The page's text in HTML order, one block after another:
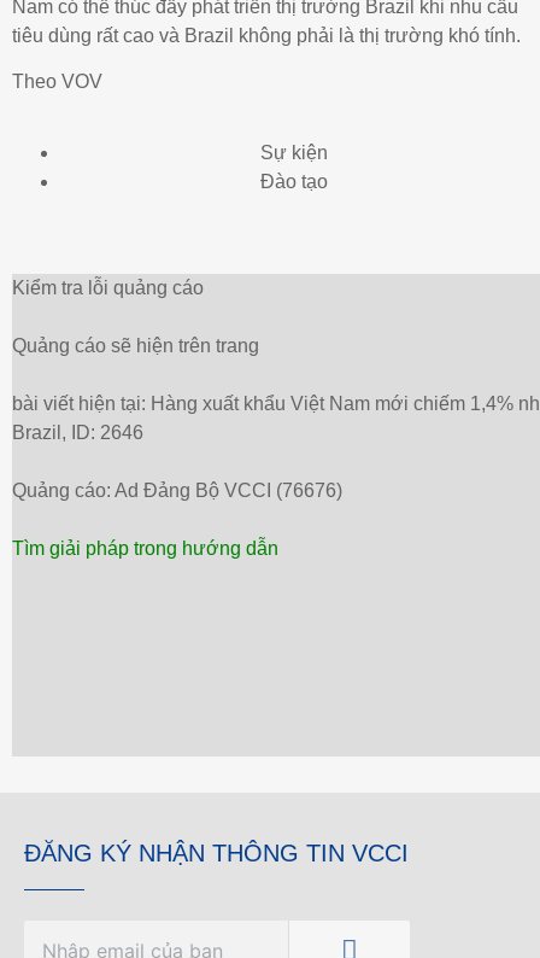
Nam có thể thúc đẩy phát triển thị trường Brazil khi nhu cầu
tiêu dùng rất cao và Brazil không phải là thị trường khó tính.
Theo VOV
Sự kiện
Đào tạo
Kiểm tra lỗi quảng cáo
Quảng cáo sẽ hiện trên trang
bài viết hiện tại: Hàng xuất khẩu Việt Nam mới chiếm 1,4%
Brazil, ID: 2646
Quảng cáo: Ad Đảng Bộ VCCI (76676)
Tìm giải pháp trong hướng dẫn
ĐĂNG KÝ NHẬN THÔNG TIN VCCI